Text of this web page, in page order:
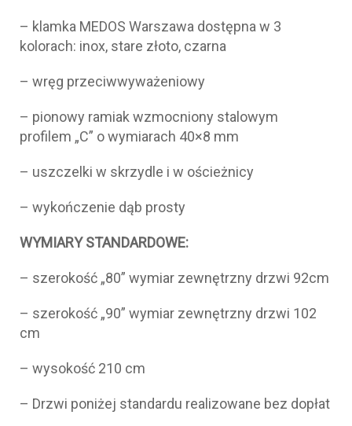
– klamka MEDOS Warszawa dostępna w 3
kolorach: inox, stare złoto, czarna
– wręg przeciwwyważeniowy
– pionowy ramiak wzmocniony stalowym
profilem „C” o wymiarach 40×8 mm
– uszczelki w skrzydle i w ościeżnicy
– wykończenie dąb prosty
WYMIARY STANDARDOWE:
– szerokość „80” wymiar zewnętrzny drzwi 92cm
– szerokość „90” wymiar zewnętrzny drzwi 102
cm
– wysokość 210 cm
– Drzwi poniżej standardu realizowane bez dopłat